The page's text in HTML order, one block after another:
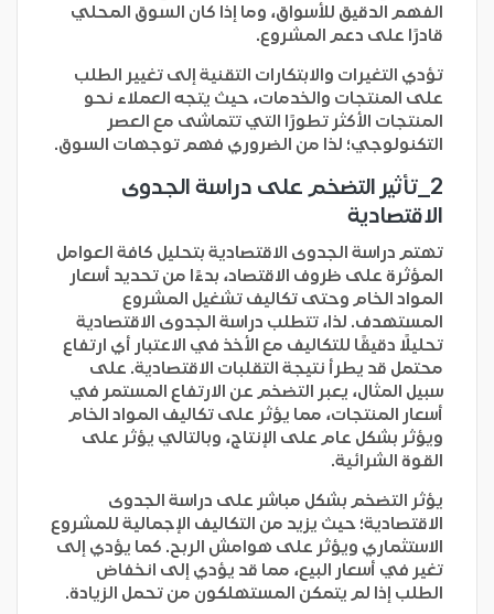
الفهم الدقيق للأسواق، وما إذا كان السوق المحلي
قادرًا على دعم المشروع.
تؤدي التغيرات والابتكارات التقنية إلى تغيير الطلب
على المنتجات والخدمات، حيث يتجه العملاء نحو
المنتجات الأكثر تطورًا التي تتماشى مع العصر
التكنولوجي؛ لذا من الضروري فهم توجهات السوق.
2_تأثير التضخم على دراسة الجدوى
الاقتصادية
تهتم دراسة الجدوى الاقتصادية بتحليل كافة العوامل
المؤثرة على ظروف الاقتصاد، بدءًا من تحديد أسعار
المواد الخام وحتى تكاليف تشغيل المشروع
المستهدف. لذا، تتطلب دراسة الجدوى الاقتصادية
تحليلًا دقيقًا للتكاليف مع الأخذ في الاعتبار أي ارتفاع
محتمل قد يطرأ نتيجة التقلبات الاقتصادية. على
سبيل المثال، يعبر التضخم عن الارتفاع المستمر في
أسعار المنتجات، مما يؤثر على تكاليف المواد الخام
ويؤثر بشكل عام على الإنتاج، وبالتالي يؤثر على
القوة الشرائية.
يؤثر التضخم بشكل مباشر على دراسة الجدوى
الاقتصادية؛ حيث يزيد من التكاليف الإجمالية للمشروع
الاستثماري ويؤثر على هوامش الربح. كما يؤدي إلى
تغير في أسعار البيع، مما قد يؤدي إلى انخفاض
الطلب إذا لم يتمكن المستهلكون من تحمل الزيادة.